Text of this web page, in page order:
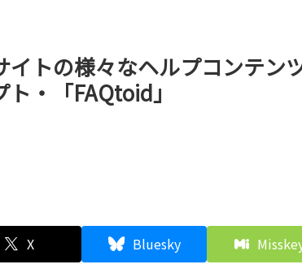
イトの様々なヘルプコンテン
・「FAQtoid」
X Bluesky